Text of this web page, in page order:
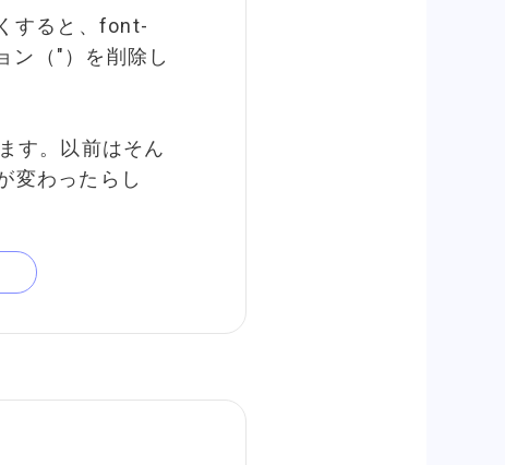
すると、font-
ン（"）を削除し
す。以前はそん
変わったらし